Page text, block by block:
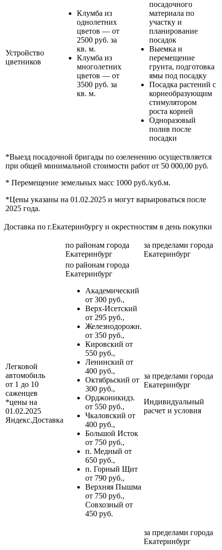
Устройство
цветников
Клумба из
однолетних
цветов — от
2500 руб. за
кв. м.
Клумба из
многолетних
цветов — от
3500 руб. за
кв. м.
посадочного
материала по
участку и
планирование
посадок
Выемка и
перемещение
грунта, подготовка
ямы под посадку
Посадка растений с
корнеобразующим
стимулятором
роста корней
Одноразовый
полив после
посадки
*Выезд посадочной бригады по озеленению осуществляется
при общей минимальной стоимости работ от 50 000,00 руб.
* Перемещение земельных масс 1000 руб./куб.м.
*Цены указаны на 01.02.2025 и могут варьироваться после
2025 года.
Доставка по г.Екатеринбургу и окрестностям в день покупки
по районам города
Екатеринбург
за пределами города
Екатеринбург
Легковой
автомобиль
от 1 до 10
саженцев
*цены на
01.02.2025
Яндекс.Доставка
по районам города
Екатеринбург
Академический
от 300 руб.,
Верх-Исетский
от 295 руб.,
Железнодорожн.
от 350 руб.,
Кировский от
550 руб.,
Ленинский от
400 руб.,
Октябрьский от
300 руб.,
Орджоникидз.
от 550 руб.,
Чкаловский от
400 руб.,
Большой Исток
от 750 руб.,
п. Медный от
650 руб.,
п. Горный Щит
от 790 руб.,
Верхняя Пышма
от 750 руб.,
Совхозный от
450 руб.
за пределами города
Екатеринбург
Индивидуальный
расчет и условия
за пределами города
Екатеринбург